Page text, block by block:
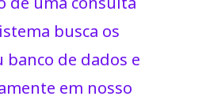
busca os
banco de dados e
em nosso